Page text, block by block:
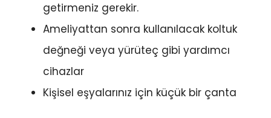
getirmeniz gerekir.
Ameliyattan sonra kullanılacak koltuk
değneği veya yürüteç gibi yardımcı
cihazlar
Kişisel eşyalarınız için küçük bir çanta